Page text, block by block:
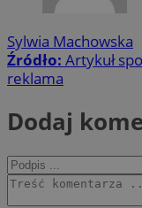
Sylwia Machowska
Źródło: Artykuł
reklama
Dodaj